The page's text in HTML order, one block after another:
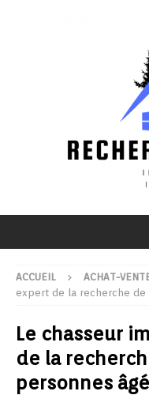
ACCUEIL ACHAT-
expert de la recherche de
Le chasseur
de la
personnes